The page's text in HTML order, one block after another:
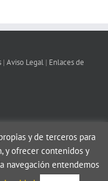
| Aviso Legal | Enlaces de
y de terceros para
y ofrecer contenidos y
navegación entendemos